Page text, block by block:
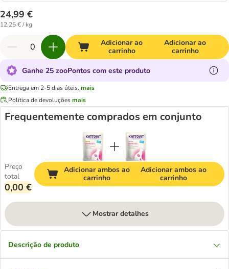
24,99 €
12,25 € / kg
Adicionar ao
carrinho
Adicionar ao
carrinho
Ganhe 25 zooPontos com este produto
Entrega em 2-5 dias úteis. mais
Política de devoluçõesmais
Frequentemente comprados em conjunto
Preço
total
0,00 €
Adicionar ambos ao
carrinho
Adicionar ambos ao
carrinho
Mostrar detalhes
Descrição de produto